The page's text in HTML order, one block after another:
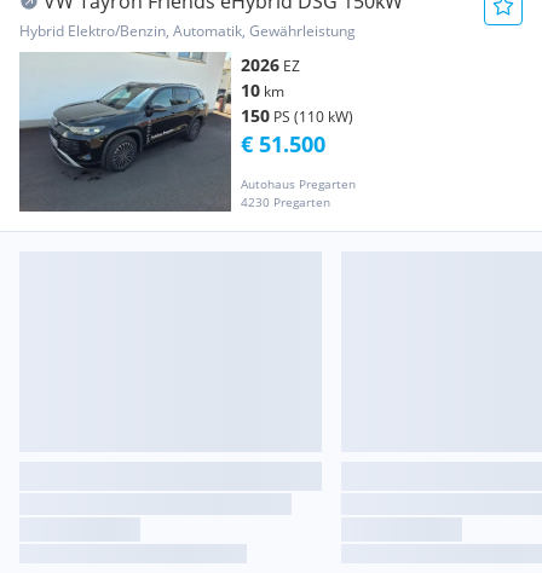
Hybrid Elektro/Benzin, Automatik, Gewährleistung
2026 EZ
10 km
150 PS (110 kW)
Autohaus Pregarten
4230 Pregarten
€ 51.500